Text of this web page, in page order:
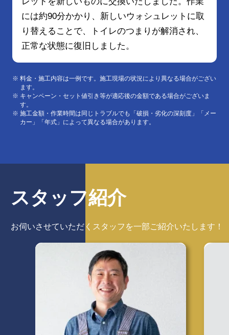
には約90分かかり、新しいウォシュレットに取
り替えることで、トイレのつまりが解消され、
正常な状態に復旧しました。
料金・施工内容は一例です。施工現場の状況により異なる場合がござい
ます。
キャンペーン・セット値引き等が適応後の金額である場合がございま
す。
施工金額・作業時間は同じトラブルでも「破損・劣化の深刻度」「メー
カー」「年式」によって異なる場合があります。
スタッフ紹介
お伺いさせていただくスタッフを一部ご紹介いたします！